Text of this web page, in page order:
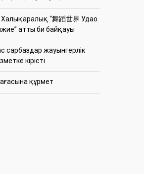
Халықаралық “舞蹈世界 Удао
атты би байқауы
сарбаздар жауынгерлік
кірісті
құрмет